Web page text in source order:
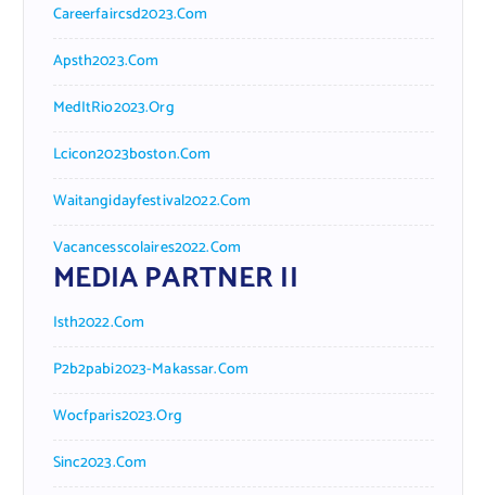
Careerfaircsd2023.com
Apsth2023.com
MedItRio2023.org
Lcicon2023boston.com
Waitangidayfestival2022.com
Vacancesscolaires2022.com
MEDIA PARTNER II
Isth2022.com
P2b2pabi2023-Makassar.com
Wocfparis2023.org
Sinc2023.com